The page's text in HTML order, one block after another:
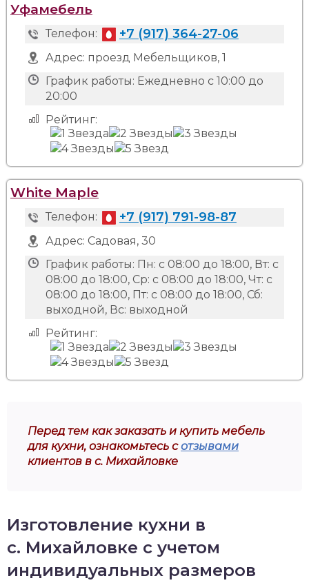
Уфамебель
Телефон: +7 (917) 364-27-06
Адрес: проезд Мебельщиков, 1
График работы: Ежедневно с 10:00 до
20:00
Рейтинг:
White Maple
Телефон: +7 (917) 791-98-87
Адрес: Садовая, 30
График работы: Пн: с 08:00 до 18:00, Вт: с
08:00 до 18:00, Ср: с 08:00 до 18:00, Чт: с
08:00 до 18:00, Пт: с 08:00 до 18:00, Сб:
выходной, Вс: выходной
Рейтинг:
Перед тем как заказать и купить мебель
для кухни, ознакомьтесь сотзывами
клиентов в с. Михайловке
Изготовление кухни в
с. Михайловке с учетом
индивидуальных размеров